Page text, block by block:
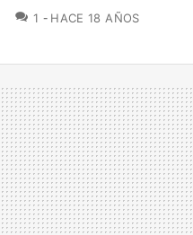
1 COMENTARIOS
HACE 18 AÑOS